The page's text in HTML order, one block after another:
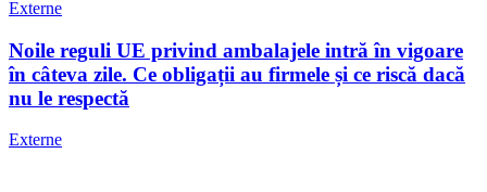
Externe
Noile reguli UE privind ambalajele intră în vigoare
în câteva zile. Ce obligații au firmele și ce riscă dacă
nu le respectă
Externe